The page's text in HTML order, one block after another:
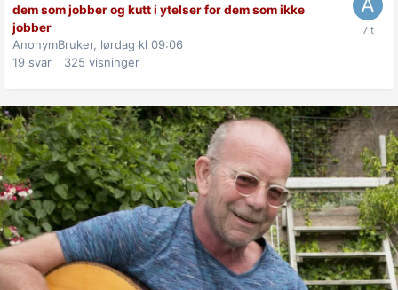
dem som jobber og kutt i ytelser for dem som ikke
jobber
AnonymBruker, lørdag kl 09:06
19 svar 325 visninger